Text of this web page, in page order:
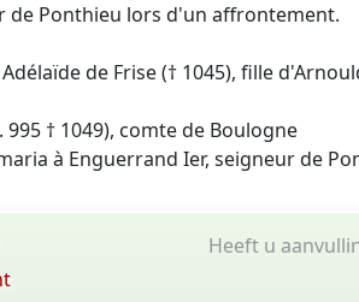
de Ponthieu lors d'un affrontement.
de Frise († 1045), fille
995 † 1049), comte de Boulogne
à Enguerrand Ier, seigneur de
Heeft u